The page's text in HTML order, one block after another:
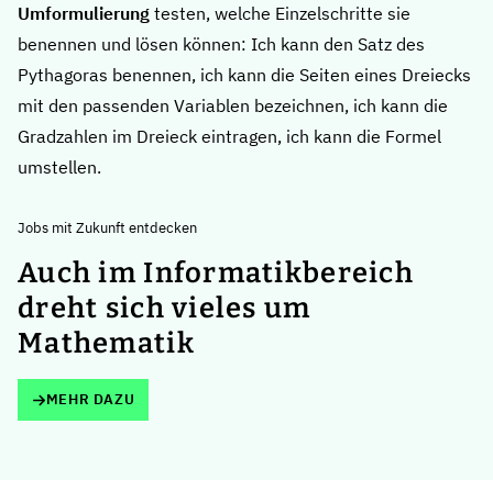
Umformulierung testen, welche Einzelschritte sie
benennen und lösen können: Ich kann den Satz des
Pythagoras benennen, ich kann die Seiten eines Dreiecks
mit den passenden Variablen bezeichnen, ich kann die
Gradzahlen im Dreieck eintragen, ich kann die Formel
umstellen.
Jobs mit Zukunft entdecken
Auch im Informatikbereich
dreht sich vieles um
Mathematik
MEHR DAZU